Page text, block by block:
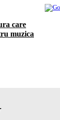
care
muzica